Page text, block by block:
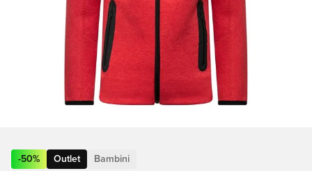
-50% Outlet Bambini